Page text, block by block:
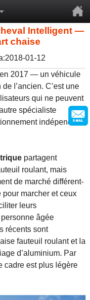
Intelligent —
chaise
01-12
2017 — un véhicule
l’ancien. C’est une
qui ne peuvent
spécialiste
indépendant
partagent
roulant, mais
de marché différent-
marcher et ceux
leurs
âgée
récents sont
fauteuil roulant et la
d’aluminium. Par
cadre est plus légère